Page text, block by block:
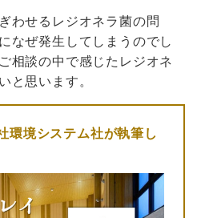
わせるレジオネラ菌の問
なぜ発生してしまうのでし
相談の中で感じたレジオネ
と思います。
環境システム社が執筆し